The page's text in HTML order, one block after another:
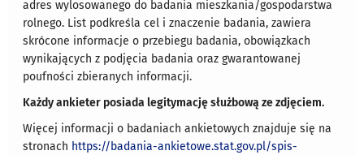
adres wylosowanego do badania mieszkania/gospodarstwa
rolnego. List podkreśla cel i znaczenie badania, zawiera
skrócone informacje o przebiegu badania, obowiązkach
wynikających z podjęcia badania oraz gwarantowanej
poufności zbieranych informacji.
Każdy ankieter posiada legitymację służbową ze zdjęciem.
Więcej informacji o badaniach ankietowych znajduje się na
stronach https://badania-ankietowe.stat.gov.pl/spis-